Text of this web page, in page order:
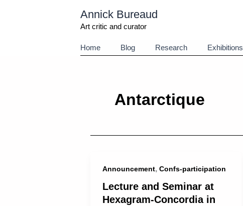
Annick Bureaud
Art critic and curator
Home Blog Research Exhibitions
Antarctique
Announcement, Confs-participation
Lecture and Seminar at
Hexagram-Concordia in